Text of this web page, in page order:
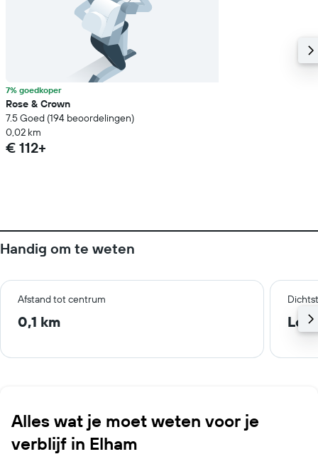
7% goedkoper
Rose & Crown
7.5 Goed (194 beoordelingen)
0,02 km
€ 112+
Handig om te weten
Afstand tot centrum
0,1 km
Alles wat je moet weten voor je
verblijf in Elham